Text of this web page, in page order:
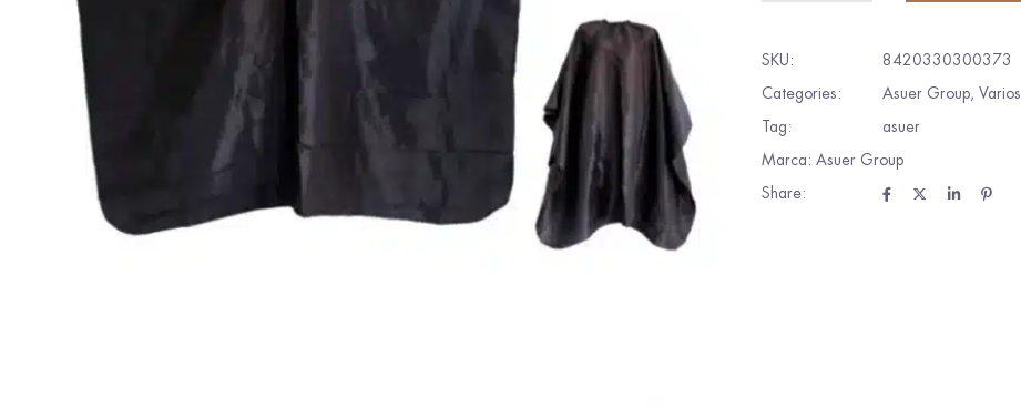
SKU:
8420330300373
Categories:
Asuer Group, Varios
Tag:
asuer
Marca: Asuer Group
Share: